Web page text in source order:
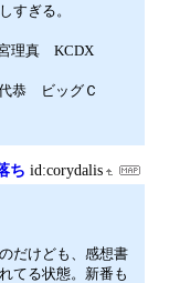
すぎる。
宮理真 KCDX
代恭 ビッグＣ
ち id:corydalis
だけども、感想書
てる状態。新番も